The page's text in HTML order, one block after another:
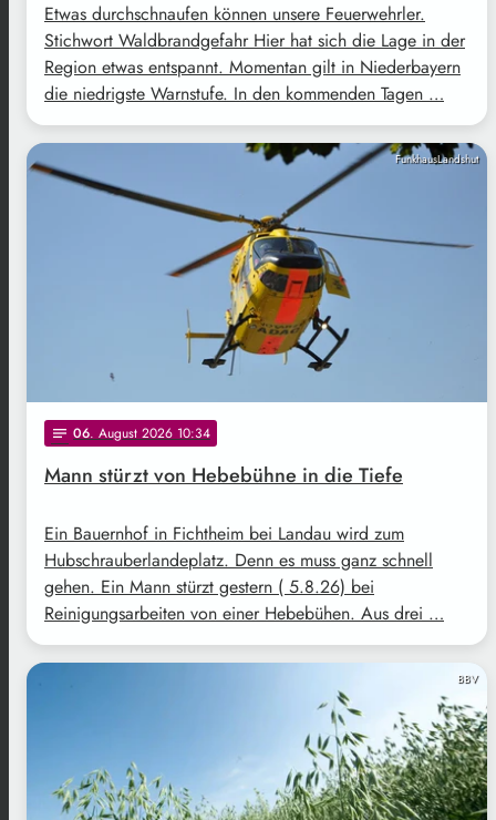
Etwas durchschnaufen können unsere Feuerwehrler.
Stichwort Waldbrandgefahr Hier hat sich die Lage in der
Region etwas entspannt. Momentan gilt in Niederbayern
die niedrigste Warnstufe. In den kommenden Tagen …
FunkhausLandshut
notes 06. August 2026 10:34
Mann stürzt von Hebebühne in die Tiefe
Ein Bauernhof in Fichtheim bei Landau wird zum
Hubschrauberlandeplatz. Denn es muss ganz schnell
gehen. Ein Mann stürzt gestern ( 5.8.26) bei
Reinigungsarbeiten von einer Hebebühen. Aus drei …
BBV